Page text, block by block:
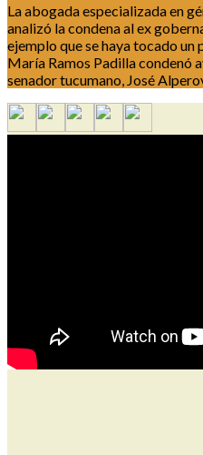
La abogada especializada en
analizó la condena al ex
ejemplo que se haya tocado un
María Ramos Padilla condenó
senador tucumano, José